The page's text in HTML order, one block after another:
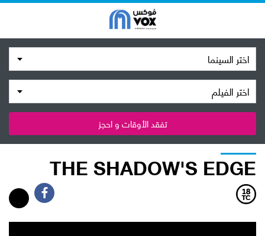
اختر السينما
اختر الفيلم
تفقد الأوقات و احجز
THE SHADOW'S EDGE